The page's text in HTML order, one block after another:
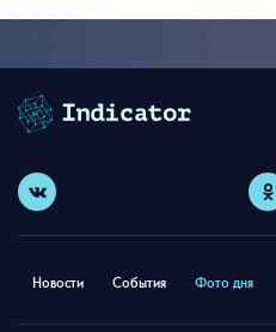
Новости События Фото дня